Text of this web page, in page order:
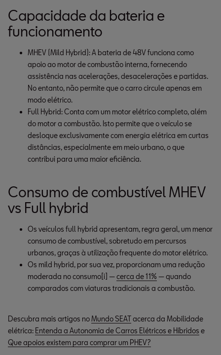
Capacidade da bateria e
funcionamento
MHEV (Mild Hybrid): A bateria de 48V funciona como
apoio ao motor de combustão interna, fornecendo
assistência nas acelerações, desacelerações e partidas.
No entanto, não permite que o carro circule apenas em
modo elétrico.
Full Hybrid: Conta com um motor elétrico completo, além
do motor a combustão. Isto permite que o veículo se
desloque exclusivamente com energia elétrica em curtas
distâncias, especialmente em meio urbano, o que
contribui para uma maior eficiência.
Consumo de combustível MHEV
vs Full hybrid
Os veículos full hybrid apresentam, regra geral, um menor
consumo de combustível, sobretudo em percursos
urbanos, graças à utilização frequente do motor elétrico.
Os mild hybrid, por sua vez, proporcionam uma redução
moderada no consumo[i] — cerca de 11% — quando
comparados com viaturas tradicionais a combustão.
Descubra mais artigos noMundo SEATacerca da Mobilidade
elétrica: Entenda a Autonomia de Carros Elétricos e Híbridos e
Que apoios existem para comprar um PHEV?